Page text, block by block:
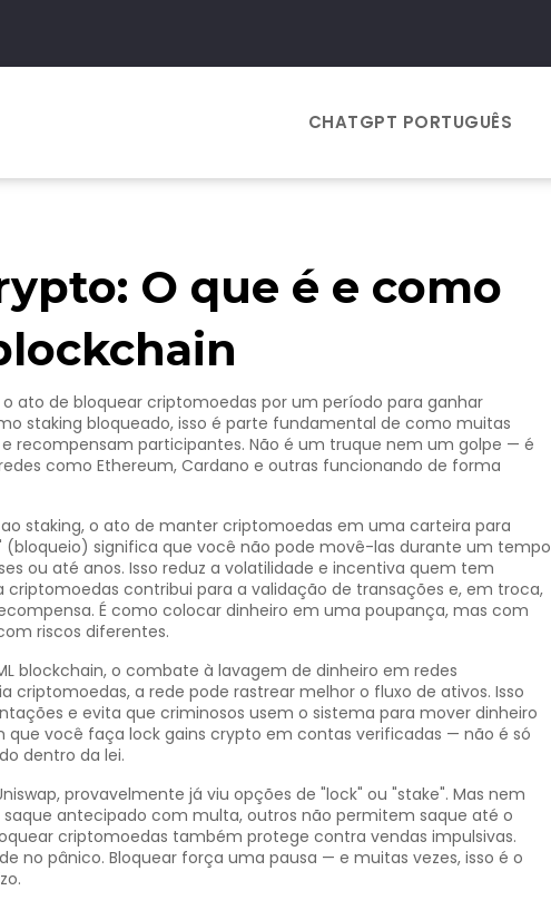
CHATGPT PORTUGUÊS
O que é e como
o ato de bloquear criptomoedas por um período para ganhar
staking bloqueado, isso é parte fundamental de como muitas
recompensam participantes. Não é um truque nem um golpe — é
como Ethereum, Cardano e outras funcionando de forma
staking, o ato de manter criptomoedas em uma carteira para
(bloqueio) significa que você não pode movê-las durante um tempo
ou até anos. Isso reduz a volatilidade e incentiva quem tem
criptomoedas contribui para a validação de transações e, em troca,
É como colocar dinheiro em uma poupança, mas com
riscos diferentes.
blockchain, o combate à lavagem de dinheiro em redes
criptomoedas, a rede pode rastrear melhor o fluxo de ativos. Isso
e evita que criminosos usem o sistema para mover dinheiro
que você faça lock gains crypto em contas verificadas — não é só
dentro da lei.
provavelmente já viu opções de "lock" ou "stake". Mas nem
antecipado com multa, outros não permitem saque até o
criptomoedas também protege contra vendas impulsivas.
no pânico. Bloquear força uma pausa — e muitas vezes, isso é o